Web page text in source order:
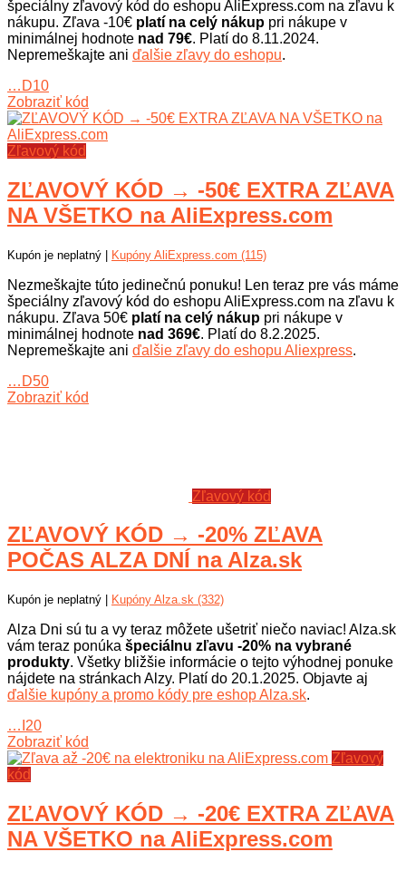
špeciálny zľavový kód do eshopu AliExpress.com na zľavu k
nákupu. Zľava -10€ platí na celý nákup pri nákupe v
minimálnej hodnote nad 79€. Platí do 8.11.2024.
Nepremeškajte ani ďalšie zľavy do eshopu.
…D10
Zobraziť kód
Zľavový kód
ZĽAVOVÝ KÓD → -50€ EXTRA ZĽAVA
NA VŠETKO na AliExpress.com
Kupón je neplatný | Kupóny AliExpress.com (115)
Nezmeškajte túto jedinečnú ponuku! Len teraz pre vás máme
špeciálny zľavový kód do eshopu AliExpress.com na zľavu k
nákupu. Zľava 50€ platí na celý nákup pri nákupe v
minimálnej hodnote nad 369€. Platí do 8.2.2025.
Nepremeškajte ani ďalšie zľavy do eshopu Aliexpress.
…D50
Zobraziť kód
Zľavový kód
ZĽAVOVÝ KÓD → -20% ZĽAVA
POČAS ALZA DNÍ na Alza.sk
Kupón je neplatný | Kupóny Alza.sk (332)
Alza Dni sú tu a vy teraz môžete ušetriť niečo naviac! Alza.sk
vám teraz ponúka špeciálnu zľavu -20% na vybrané
produkty. Všetky bližšie informácie o tejto výhodnej ponuke
nájdete na stránkach Alzy. Platí do 20.1.2025. Objavte aj
ďalšie kupóny a promo kódy pre eshop Alza.sk.
…I20
Zobraziť kód
Zľavový
kód
ZĽAVOVÝ KÓD → -20€ EXTRA ZĽAVA
NA VŠETKO na AliExpress.com